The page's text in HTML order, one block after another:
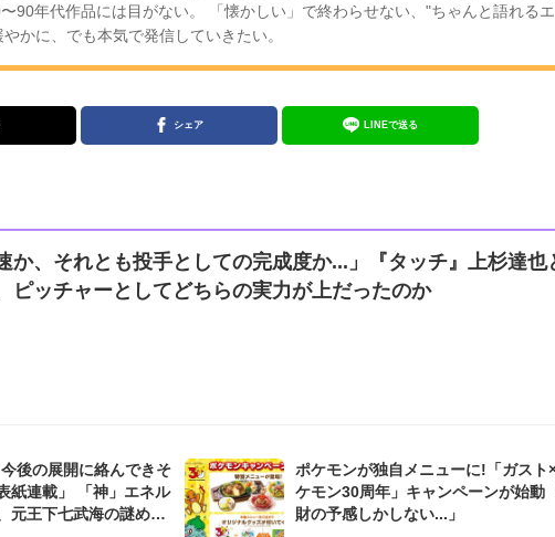
90年代作品には目がない。 「懐かしい」で終わらせない、"ちゃんと語れるエ
かに、でも本気で発信していきたい。
シェア LINEで送る
か、それとも投手としての完成度か...」『タッチ』上杉達也
ピッチャーとしてどちらの実力が上だったのか
今後の展開に絡んできそ
紙連載」 「神」エネル
元王下七武海の謎めい
ポケモンが独自メニューに!「ガスト
ケモン30周年」キャンペーンが始動
財の予感しかしない...」